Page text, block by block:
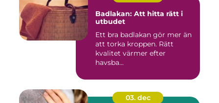
Badlakan: Att hitta rätt i
utbudet
Ett bra badlakan gör mer än
att torka kroppen. Rätt
kvalitet värmer efter
havsba...
03. dec